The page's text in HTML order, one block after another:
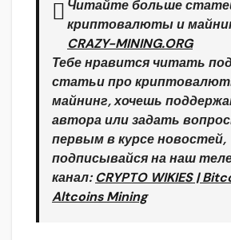
Читайте больше
криптовалюты и
CRAZY-MINING.ORG
Тебе нравится читать
статьи про
майнинг, хочешь
автора или задать
первым в курсе новостей,
подписывайся на наш
канал: CRYPTO WIKIES |
Altcoins Mining